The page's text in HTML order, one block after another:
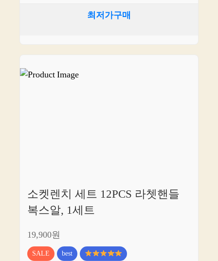
최저가구매
소켓렌치 세트 12PCS 라쳇핸들
복스알, 1세트
19,900원
SALE best